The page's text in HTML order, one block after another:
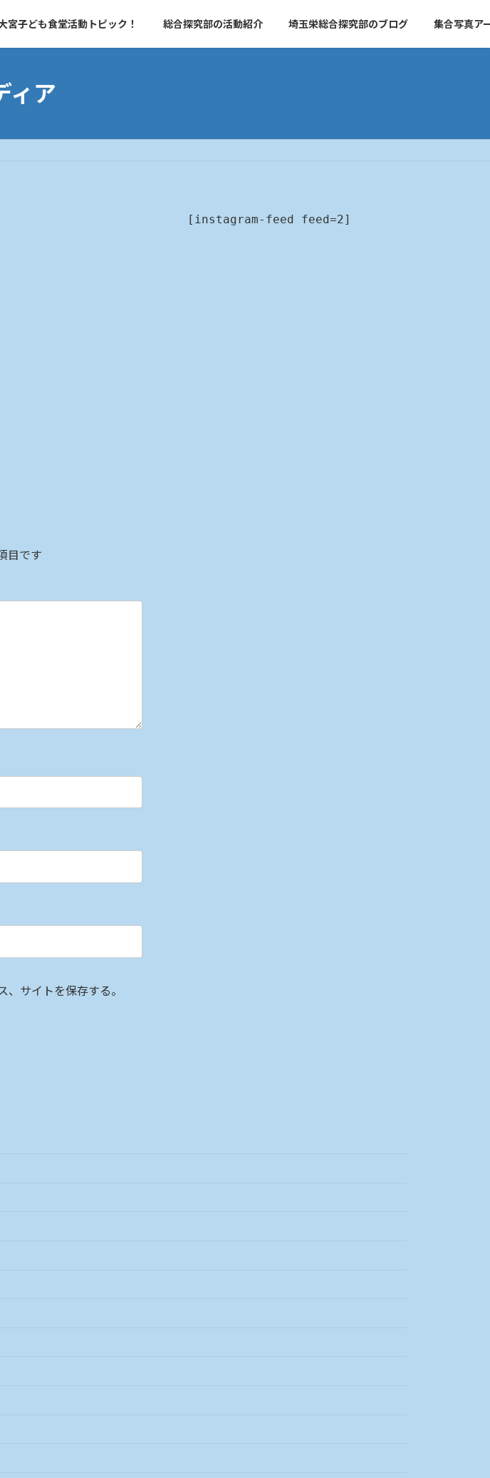
宮子ども食堂活動トピック！ 総合探究部の活動紹介 埼玉栄総合探究部のブログ 集合写真ア
ィア
目です
サイトを保存する。
[instagram-feed feed=2]